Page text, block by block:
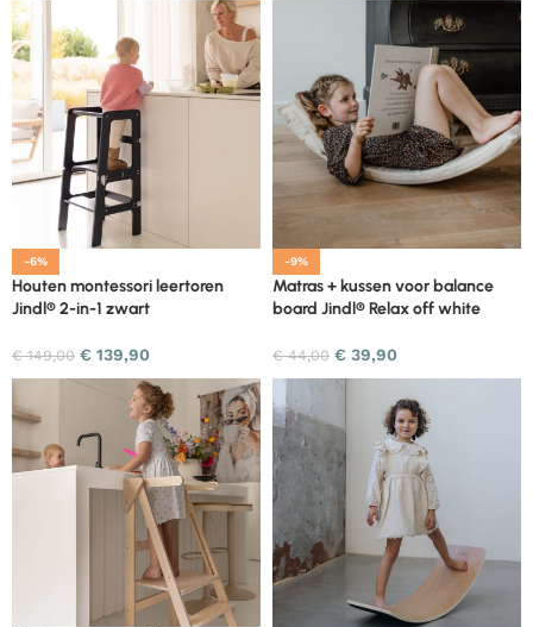
-6%
Houten montessori leertoren
Jindl® 2-in-1 zwart
€149,00 € 139,90
-9%
Matras + kussen voor balance
board Jindl® Relax off white
€44,00 € 39,90